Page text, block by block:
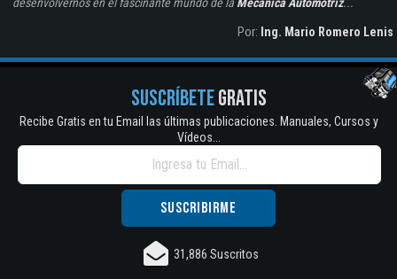
Por: Ing. Mario Romero Lenis
SUSCRÍBETEGRATIS
Recibe Gratis en tu Email las últimas publicaciones. Manuales, Cursos y
Vídeos...
31,886 Suscritos